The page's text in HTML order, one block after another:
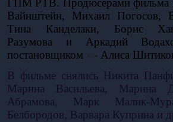
ГПМ РТВ. Продюсерами фильма
Вайнштейн, Михаил Погосов,
Тина Канделаки, Борис
Разумова и Аркадий
постановщиком — Алиса
В фильме снялись Никита
Марина Васильева, Марина
Абрамова, Марк Малик-
Белбородов, Варвара Куприна и